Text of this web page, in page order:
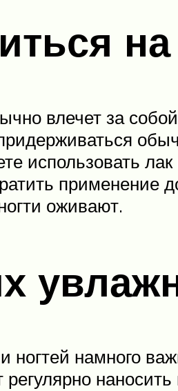
влечет за
использовать
применение
оживают.
ногтей намного